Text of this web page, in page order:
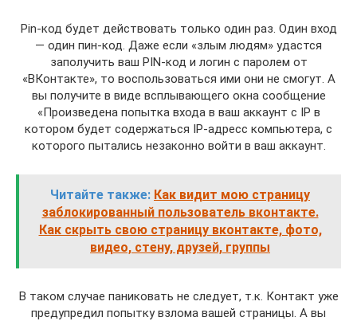
Pin-код будет действовать только один раз. Один вход
— один пин-код. Даже если «злым людям» удастся
заполучить ваш PIN-код и логин с паролем от
«ВКонтакте», то воспользоваться ими они не смогут. А
вы получите в виде всплывающего окна сообщение
«Произведена попытка входа в ваш аккаунт с IP в
котором будет содержаться IP-адресс компьютера, с
которого пытались незаконно войти в ваш аккаунт.
Читайте также: Как видит мою страницу
заблокированный пользователь вконтакте.
Как скрыть свою страницу вконтакте, фото,
видео, стену, друзей, группы
В таком случае паниковать не следует, т.к. Контакт уже
предупредил попытку взлома вашей страницы. А вы